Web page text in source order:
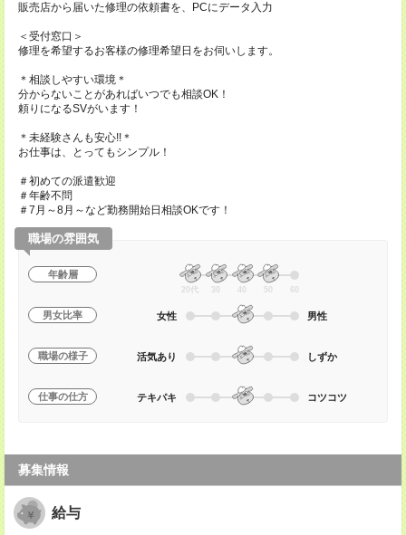
販売店から届いた修理の依頼書を、PCにデータ入力
＜受付窓口＞
修理を希望するお客様の修理希望日をお伺いします。
＊相談しやすい環境＊
分からないことがあればいつでも相談OK！
頼りになるSVがいます！
＊未経験さんも安心!!＊
お仕事は、とってもシンプル！
＃初めての派遣歓迎
＃年齢不問
＃7月～8月～など勤務開始日相談OKです！
職場の雰囲気
年齢層
20代 30 40 50 60
男女比率 女性 男性
職場の様子 活気あり しずか
仕事の仕方 テキパキ コツコツ
募集情報
給与